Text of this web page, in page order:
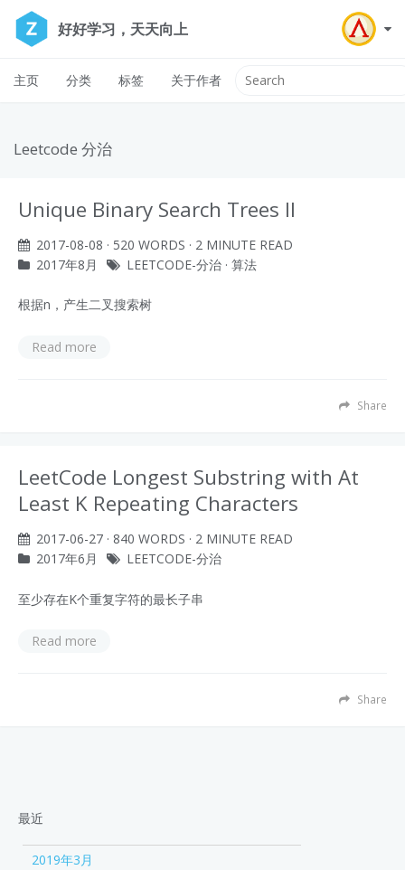
好好学习，天天向上
主页 分类 标签 关于作者
Leetcode 分治
Unique Binary Search Trees II
2017-08-08 · 520 WORDS · 2 MINUTE READ
2017年8月
LEETCODE-分治 · 算法
根据n，产生二叉搜索树
Read more
Share
LeetCode Longest Substring with At
Least K Repeating Characters
2017-06-27 · 840 WORDS · 2 MINUTE READ
2017年6月
LEETCODE-分治
至少存在K个重复字符的最长子串
Read more
Share
最近
2019年3月